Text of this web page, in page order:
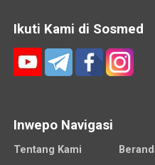
Ikuti Kami di Sosmed
Inwepo Navigasi
Tentang Kami